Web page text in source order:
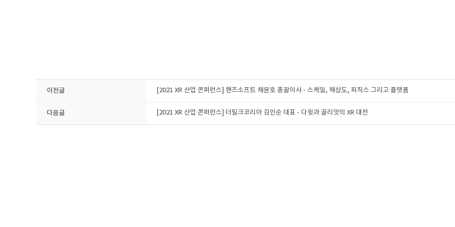
이전글 [2021 XR 산업 콘퍼런스] 핸즈소프트 채윤호 총괄이사 - 스케일, 해상도, 피직스 그리고 플랫폼
다음글 [2021 XR 산업 콘퍼런스] 더밀크코리아 김인순 대표 - 다윗과 골리앗의 XR 대전